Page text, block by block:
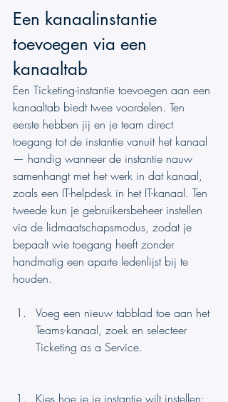
Een kanaalinstantie
toevoegen via een
kanaaltab
Een Ticketing-instantie toevoegen aan een
kanaaltab biedt twee voordelen. Ten
eerste hebben jij en je team direct
toegang tot de instantie vanuit het kanaal
— handig wanneer de instantie nauw
samenhangt met het werk in dat kanaal,
zoals een IT-helpdesk in het IT-kanaal. Ten
tweede kun je gebruikersbeheer instellen
via de lidmaatschapsmodus, zodat je
bepaalt wie toegang heeft zonder
handmatig een aparte ledenlijst bij te
houden.
Voeg een nieuw tabblad toe aan het
Teams-kanaal, zoek en selecteer
Ticketing as a Service.
Kies hoe je je instantie wilt instellen: